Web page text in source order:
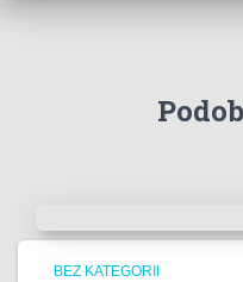
BEZ KATEGORII